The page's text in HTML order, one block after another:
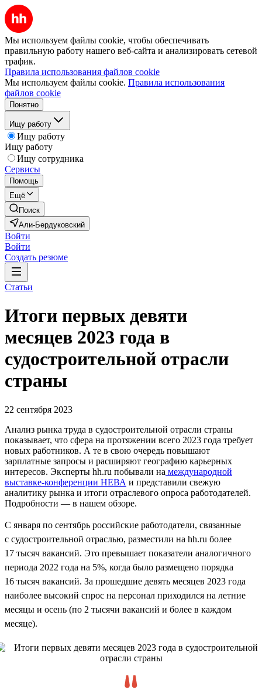
Мы используем файлы cookie, чтобы обеспечивать
правильную работу нашего веб-сайта и анализировать сетевой
трафик.
Правила использования файлов cookie
Мы используем файлы cookie. Правила использования
файлов cookie
Понятно
Ищу работу
Ищу работу
Ищу работу
Ищу сотрудника
Сервисы
Помощь
Ещё
Поиск
Али-Бердуковский
Войти
Войти
Создать резюме
Статьи
Итоги первых девяти
месяцев 2023 года в
судостроительной отрасли
страны
22 сентября 2023
Анализ рынка труда в судостроительной отрасли страны
показывает, что сфера на протяжении всего 2023 года требует
новых работников. А те в свою очередь повышают
зарплатные запросы и расширяют географию карьерных
интересов. Эксперты hh.ru побывали на международной
выставке-конференции НЕВА и представили свежую
аналитику рынка и итоги отраслевого опроса работодателей.
Подробности — в нашем обзоре.
С января по сентябрь российские работодатели, связанные
с судостроительной отраслью, разместили на hh.ru более
17 тысяч вакансий. Это превышает показатели аналогичного
периода 2022 года на 5%, когда было размещено порядка
16 тысяч вакансий. За прошедшие девять месяцев 2023 года
наиболее высокий спрос на персонал приходился на летние
месяцы и осень (по 2 тысячи вакансий и более в каждом
месяце).